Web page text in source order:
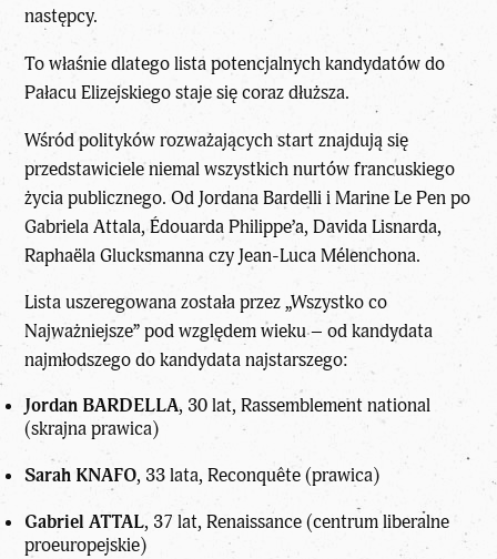
następcy.
To właśnie dlategolista potencjalnych kandydatów do
Pałacu Elizejskiegostaje się coraz dłuższa.
Wśród polityków rozważających start znajdują się
przedstawiciele niemal wszystkich nurtów francuskiego
życia publicznego. Od Jordana Bardelli i Marine Le Pen po
Gabriela Attala, Édouarda Philippe’a, Davida Lisnarda,
Raphaëla Glucksmanna czy Jean-Luca Mélenchona.
Lista uszeregowana została przez „Wszystko co
Najważniejsze” pod względem wieku – od kandydata
najmłodszego do kandydata najstarszego:
Jordan BARDELLA, 30 lat, Rassemblement national
(skrajna prawica)
Sarah KNAFO, 33 lata, Reconquête (prawica)
Gabriel ATTAL, 37 lat, Renaissance (centrum liberalne
proeuropejskie)